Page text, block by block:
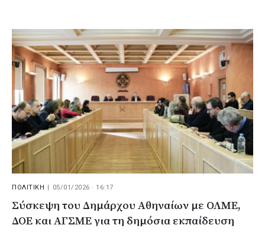
ΠΟΛΙΤΙΚΗ 05/01/2026 · 16:17
Σύσκεψη του Δημάρχου Αθηναίων με ΟΛΜΕ,
ΔΟΕ και ΑΓΣΜΕ για τη δημόσια εκπαίδευση